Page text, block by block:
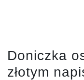
Doniczka
złotym